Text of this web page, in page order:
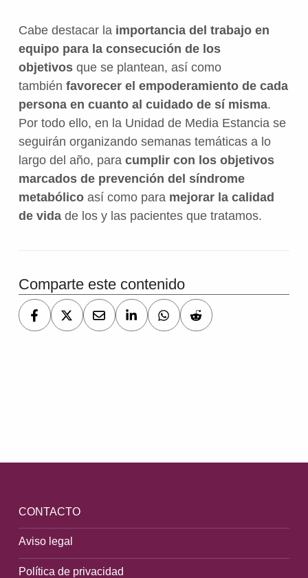
Cabe destacar la importancia del trabajo en
equipo para la consecución de los
objetivos que se plantean, así como
también favorecer el empoderamiento de cada
persona en cuanto al cuidado de sí misma.
Por todo ello, en la Unidad de Media Estancia se
seguirán organizando semanas temáticas a lo
largo del año, para cumplir con los objetivos
marcados de prevención del síndrome
metabólicoasí como para mejorar la calidad
de vida de los y las pacientes que tratamos.
Comparte este contenido
CONTACTO
Aviso legal
Política de privacidad